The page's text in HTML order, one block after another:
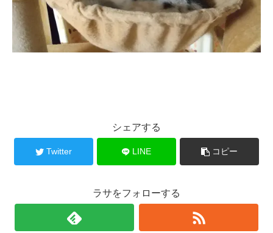
シェアする
Twitter LINE コピー
ラサをフォローする